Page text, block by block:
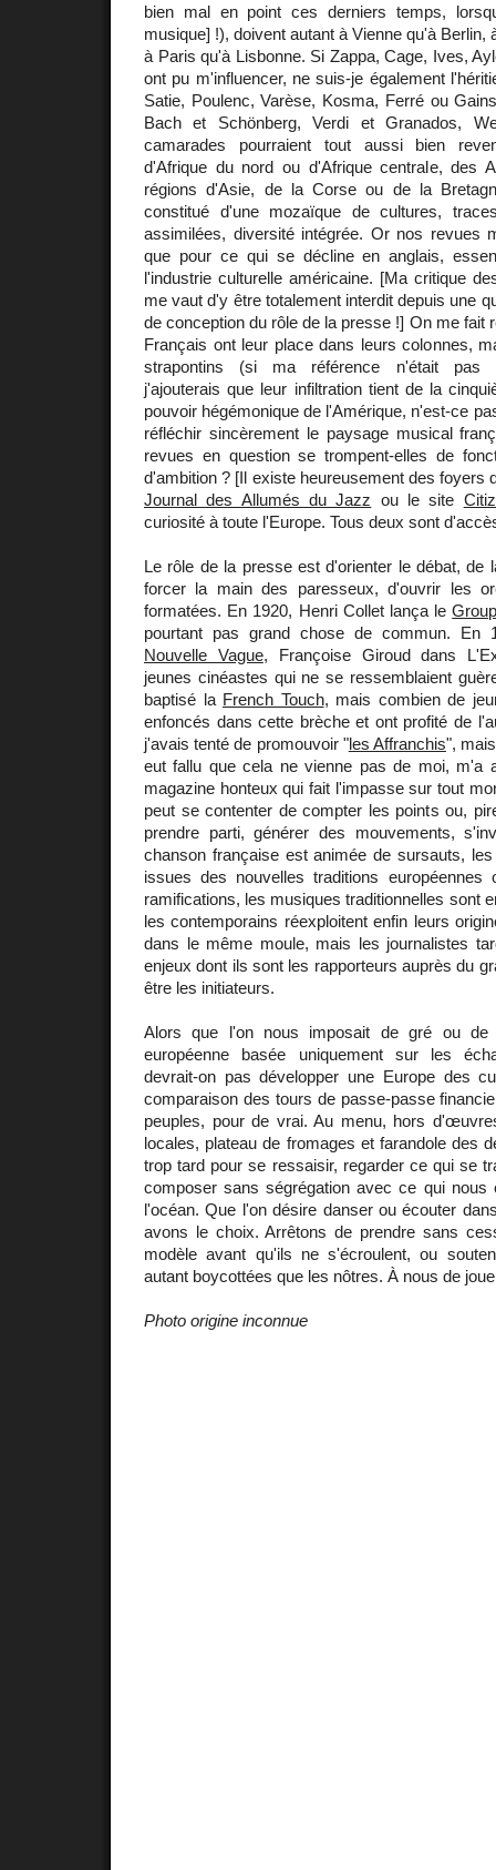
bien mal en point ces derniers temps,
musique] !), doivent autant à Vienne qu'à Berlin,
à Paris qu'à Lisbonne. Si Zappa, Cage, Ives,
ont pu m'influencer, ne suis-je également
Satie, Poulenc, Varèse, Kosma, Ferré ou
Bach et Schönberg, Verdi et Granados,
camarades pourraient tout aussi bien
d'Afrique du nord ou d'Afrique centrale, des
régions d'Asie, de la Corse ou de la
constitué d'une mozaïque de cultures,
assimilées, diversité intégrée. Or nos revues
que pour ce qui se décline en anglais,
l'industrie culturelle américaine. [Ma critique
me vaut d'y être totalement interdit depuis une
de conception du rôle de la presse !] On me fait
Français ont leur place dans leurs colonnes,
strapontins (si ma référence n'était pas
j'ajouterais que leur infiltration tient de la
pouvoir hégémonique de l'Amérique, n'est-ce
réfléchir sincèrement le paysage musical
revues en question se trompent-elles de
d'ambition ? [Il existe heureusement des foyers
Journal des Allumés du Jazz ou le site
curiosité à toute l'Europe. Tous deux sont
Le rôle de la presse est d'orienter le débat, de
forcer la main des paresseux, d'ouvrir les
formatées. En 1920, Henri Collet lança le
pourtant pas grand chose de commun. En
Nouvelle Vague, Françoise Giroud dans
jeunes cinéastes qui ne se ressemblaient
baptisé la French Touch, mais combien de
enfoncés dans cette brèche et ont profité de
j'avais tenté de promouvoir "les Affranchis",
eut fallu que cela ne vienne pas de moi, m'a
magazine honteux qui fait l'impasse sur tout
peut se contenter de compter les points ou,
prendre parti, générer des mouvements,
chanson française est animée de sursauts,
issues des nouvelles traditions européennes
ramifications, les musiques traditionnelles sont
les contemporains réexploitent enfin leurs
dans le même moule, mais les journalistes
enjeux dont ils sont les rapporteurs auprès du
être les initiateurs.
Alors que l'on nous imposait de gré ou de
européenne basée uniquement sur les
devrait-on pas développer une Europe des
comparaison des tours de passe-passe
peuples, pour de vrai. Au menu, hors
locales, plateau de fromages et farandole des
trop tard pour se ressaisir, regarder ce qui se
composer sans ségrégation avec ce qui nous
l'océan. Que l'on désire danser ou écouter
avons le choix. Arrêtons de prendre sans
modèle avant qu'ils ne s'écroulent, ou
autant boycottées que les nôtres. À nous de
Photo origine inconnue